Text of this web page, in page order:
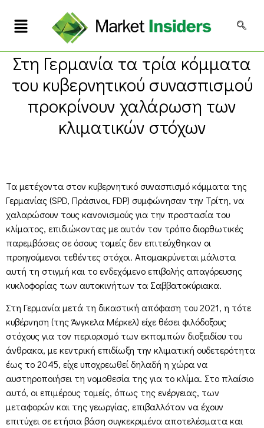
Στη Γερμανία τα τρία κόμματα
του κυβερνητικού συνασπισμού
προκρίνουν χαλάρωση των
κλιματικών στόχων
Τα μετέχοντα στον κυβερνητικό συνασπισμό κόμματα της
Γερμανίας (SPD, Πράσινοι, FDP) συμφώνησαν την Τρίτη, να
χαλαρώσουν τους κανονισμούς για την προστασία του
κλίματος, επιδιώκοντας με αυτόν τον τρόπο διορθωτικές
παρεμβάσεις σε όσους τομείς δεν επιτεύχθηκαν οι
προηγούμενοι τεθέντες στόχοι. Απομακρύνεται μάλιστα
αυτή τη στιγμή και το ενδεχόμενο επιβολής απαγόρευσης
κυκλοφορίας των αυτοκινήτων τα Σαββατοκύριακα.
Στη Γερμανία μετά τη δικαστική απόφαση του 2021, η τότε
κυβέρνηση (της Άνγκελα Μέρκελ) είχε θέσει φιλόδοξους
στόχους για τον περιορισμό των εκπομπών διοξειδίου του
άνθρακα, με κεντρική επιδίωξη την κλιματική ουδετερότητα
έως το 2045, είχε υποχρεωθεί δηλαδή η χώρα να
αυστηροποιήσει τη νομοθεσία της για το κλίμα. Στο πλαίσιο
αυτό, οι επιμέρους τομείς, όπως της ενέργειας, των
μεταφορών και της γεωργίας, επιβαλλόταν να έχουν
επιτύχει σε ετήσια βάση συγκεκριμένα αποτελέσματα και